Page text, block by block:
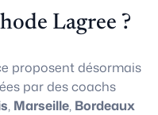
Lagree ?
proposent désormais
par des coachs
, Marseille, Bordeaux